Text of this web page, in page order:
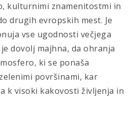
kulturnimi znamenitostmi in
drugih evropskih mest. Je
vse ugodnosti večjega
dovolj majhna, da ohranja
ki se ponaša
površinami, kar
k visoki kakovosti življenja in